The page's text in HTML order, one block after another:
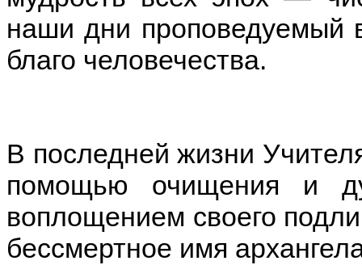
наши дни проповедуемый
благо человечества.
В последней жизни
помощью очищения и
воплощением своего
бессмертное имя